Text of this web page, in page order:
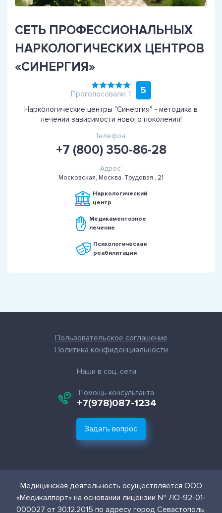
СЕТЬ ПРОФЕССИОНАЛЬНЫХ
НАРКОЛОГИЧЕСКИХ ЦЕНТРОВ
«СИНЕРГИЯ»
Проголосовали: 1 5
Наркологические центры "Синергия" - методика в
лечении зависимости нового поколения!
Телефон:
+7 (800) 350-86-28
Адрес:
Московская, Москва, Трудовая , 21
Наркологический
центр
Медикаментозное
лечение
Психологическая
реабилитация
Пользовательское соглашение
Политика конфиденциальности
Наши в соц. сети:
Помощь консультанта
+7(978)087-1234
Задать вопрос
Медицинская деятельность осуществляется ООО
«Медикалпорт» на основании лицензии № ЛО-92-01-
000027 от 30.12.2015 по адресу город Севастополь,